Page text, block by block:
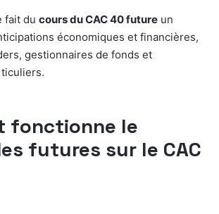
fait du cours du CAC 40 future un
économiques et financières,
gestionnaires de fonds et
fonctionne le
futures sur le CAC